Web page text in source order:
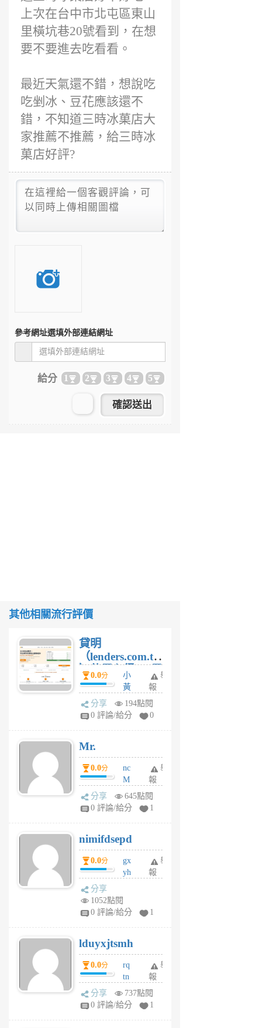
上次在台中市北屯區東山
里橫坑巷20號看到，在想
要不要進去吃看看。
最近天氣還不錯，想說吃
吃剉冰、豆花應該還不
錯，不知道三時冰菓店大
家推薦不推薦，給三時冰
菓店好評?
參考網址選填外部連結網址
給分 1 2 3 4 5
其他相關流行評價
貸明
（lenders.com.tw
）使用心得 — 民
間貸款比較平台
體驗
0.0分
小
黃
蜂
1
舉
報
分享
194點閱
0 評論/給分
0
Mr.
0.0分
nc
M
U
F
U
5
個
月
舉
報
分享
645點閱
0 評論/給分
1
nimifdsepd
0.0分
gx
yh
jl
月
前
舉
報
分享
1052點閱
0 評論/給分
1
lduyxjtsmh
0.0分
rq
tn
jt
gl
舉
報
分享
737點閱
0 評論/給分
1